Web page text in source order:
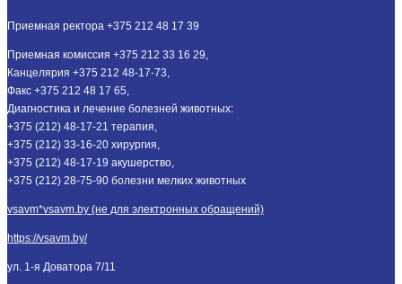
Приемная ректора +375 212 48 17 39
Приемная комиссия +375 212 33 16 29,
Канцелярия +375 212 48-17-73,
Факс +375 212 48 17 65,
Диагностика и лечение болезней животных:
+375 (212) 48-17-21 терапия,
+375 (212) 33-16-20 хирургия,
+375 (212) 48-17-19 акушерство,
+375 (212) 28-75-90 болезни мелких животных
vsavm*vsavm.by (не для электронных обращений)
https://vsavm.by/
ул. 1-я Доватора 7/11